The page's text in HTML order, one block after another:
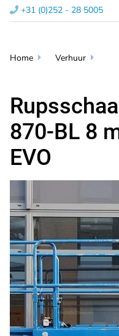
 +31 (0)252 - 28 5005​
Home  Verhuur 
870-BL 8
EVO